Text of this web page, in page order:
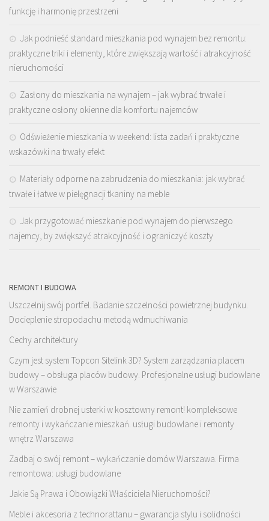
funkcję i harmonię przestrzeni
Jak podnieść standard mieszkania pod wynajem bez remontu:
praktyczne triki i elementy, które zwiększają wartość i atrakcyjność
nieruchomości
Zasłony do mieszkania na wynajem – jak wybrać trwałe i
praktyczne osłony okienne dla komfortu najemców
Odświeżenie mieszkania w weekend: lista zadań i praktyczne
wskazówki na trwały efekt
Materiały odporne na zabrudzenia do mieszkania: jak wybrać
trwałe i łatwe w pielęgnacji tkaniny na meble
Jak przygotować mieszkanie pod wynajem do pierwszego
najemcy, by zwiększyć atrakcyjność i ograniczyć koszty
REMONT I BUDOWA
Uszczelnij swój portfel. Badanie szczelności powietrznej budynku.
Docieplenie stropodachu metodą wdmuchiwania
Cechy architektury
Czym jest system Topcon Sitelink 3D? System zarządzania placem
budowy – obsługa placów budowy. Profesjonalne usługi budowlane
w Warszawie
Nie zamień drobnej usterki w kosztowny remont! kompleksowe
remonty i wykańczanie mieszkań. usługi budowlane i remonty
wnętrz Warszawa
Zadbaj o swój remont – wykańczanie domów Warszawa. Firma
remontowa: usługi budowlane
Jakie Są Prawa i Obowiązki Właściciela Nieruchomości?
Meble i akcesoria z technorattanu – gwarancja stylu i solidności